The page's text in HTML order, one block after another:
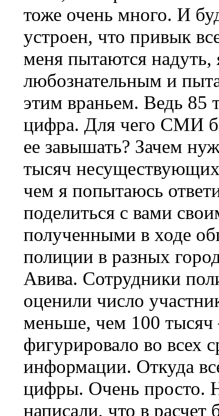
тоже очень много. И
устроен, что привык
меня пытаются надуть,
любознательным и
этим враньем. Ведь 85
цифра. Для чего СМИ
ее завышать? Зачем
тысяч
чем я попытаюсь
поделиться с вами
полученными в ходе
полиции в разных
Авива. Сотрудники
оценили число
меньше, чем 100 тысяч
фигурировало во всех
информации. Откуда
цифры. Очень просто.
написали, что в расчет